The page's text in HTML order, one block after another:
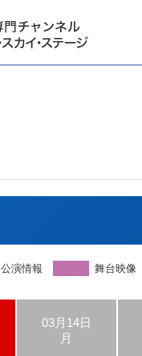
公演情報 舞台映像
03月14日
月